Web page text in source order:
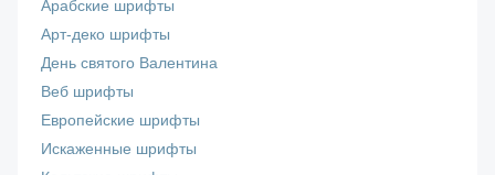
Арабские шрифты
Арт-деко шрифты
День святого Валентина
Веб шрифты
Европейские шрифты
Искаженные шрифты